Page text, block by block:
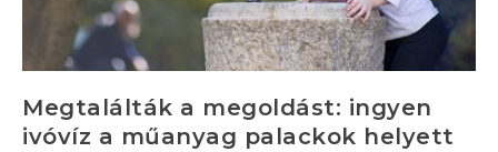
Megtalálták a megoldást: ingyen
ivóvíz a műanyag palackok helyett